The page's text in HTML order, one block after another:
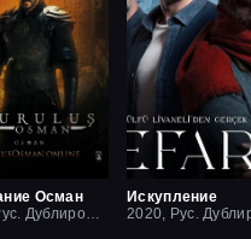
Осман
Искупление